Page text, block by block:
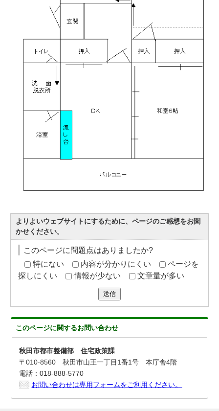
よりよいウェブサイトにするために、ページのご感想をお聞
かせください。
このページに問題点はありましたか?
特にない
内容が分かりにくい
ページを
探しにくい
情報が少ない 文章量が多い
送信
このページに関するお問い合わせ
秋田市都市整備部 住宅政策課
〒010-8560 秋田市山王一丁目1番1号 本庁舎4階
電話：018-888-5770
お問い合わせは専用フォームをご利用ください。